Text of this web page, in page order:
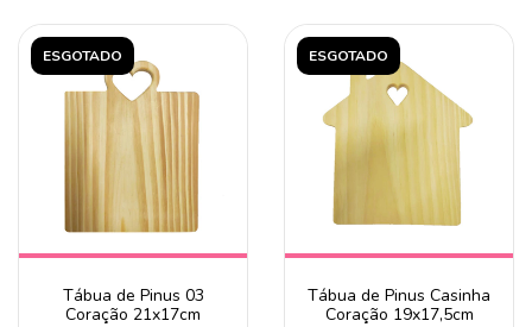
ESGOTADO
Tábua de Pinus 03
Coração 21x17cm
ESGOTADO
Tábua de Pinus Casinha
Coração 19x17,5cm